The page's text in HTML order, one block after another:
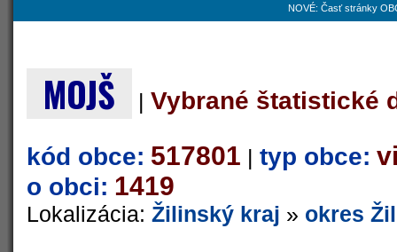
NOVÉ: Časť stránky
MOJŠ | Vybrané štatistické
kód obce: 517801 | typ obce:
o obci: 1419
Lokalizácia: Žilinský kraj » okres